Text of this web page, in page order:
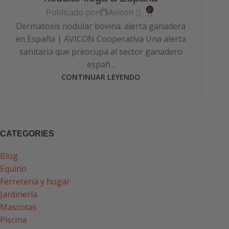
Publicado por Avicon 0
Dermatosis nodular bovina: alerta ganadera
en España | AVICON Cooperativa Una alerta
sanitaria que preocupa al sector ganadero
españ...
CONTINUAR LEYENDO
CATEGORIES
Blog
Equino
Ferretería y hogar
Jardinería
Mascotas
Piscina